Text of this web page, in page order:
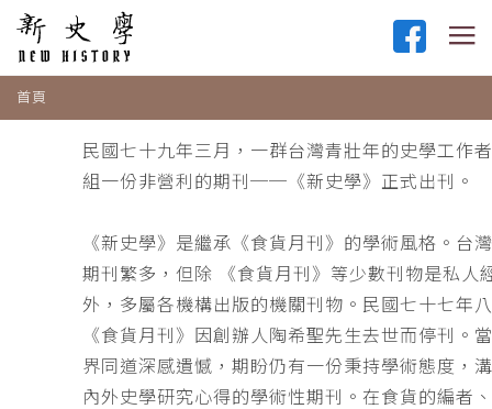
首頁
民國七十九年三月，一群台灣青壯年的史學工作
組一份非營利的期刊──《新史學》正式出刊。
《新史學》是繼承《食貨月刊》的學術風格。台
期刊繁多，但除 《食貨月刊》等少數刊物是私人
外，多屬各機構出版的機關刊物。民國七十七年
《食貨月刊》因創辦人陶希聖先生去世而停刊。
界同道深感遺憾，期盼仍有一份秉持學術態度，
內外史學研究心得的學術性期刊。在食貨的編者